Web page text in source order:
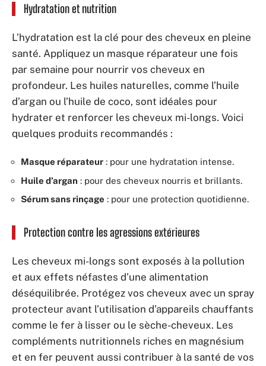
Hydratation et nutrition
L’hydratation est la clé pour des cheveux en pleine
santé. Appliquez un masque réparateur une fois
par semaine pour nourrir vos cheveux en
profondeur. Les huiles naturelles, comme l’huile
d’argan ou l’huile de coco, sont idéales pour
hydrater et renforcer les cheveux mi-longs. Voici
quelques produits recommandés :
Masque réparateur : pour une hydratation intense.
Huile d’argan : pour des cheveux nourris et brillants.
Sérum sans rinçage : pour une protection quotidienne.
Protection contre les agressions extérieures
Les cheveux mi-longs sont exposés à la pollution
et aux effets néfastes d’une alimentation
déséquilibrée. Protégez vos cheveux avec un spray
protecteur avant l’utilisation d’appareils chauffants
comme le fer à lisser ou le sèche-cheveux. Les
compléments nutritionnels riches en magnésium
et en fer peuvent aussi contribuer à la santé de vos